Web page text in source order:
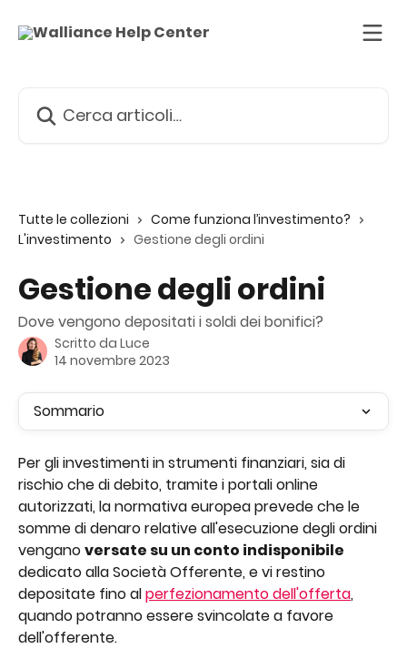
Tutte le collezioni
Come funziona l’investimento?
L'investimento
Gestione degli ordini
Gestione degli ordini
Dove vengono depositati i soldi dei bonifici?
Scritto da Luce
14 novembre 2023
Sommario
Per gli investimenti in strumenti finanziari, sia di
rischio che di debito, tramite i portali online
autorizzati, la normativa europea prevede che le
somme di denaro relative all'esecuzione degli ordini
vengano versate su un conto indisponibile
dedicato alla Società Offerente, e vi restino
depositate fino al perfezionamento dell'offerta,
quando potranno essere svincolate a favore
dell'offerente.